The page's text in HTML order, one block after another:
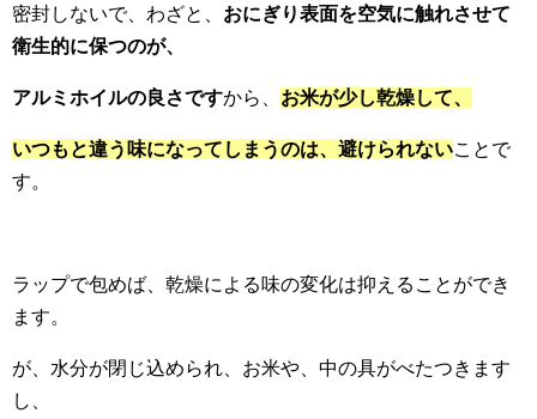
密封しないで、わざと、 おにぎり表面を空気に触れさせて
衛生的に保つのが、
アルミホイルの良さですから、 お米が少し乾燥して、
いつもと違う味になってしまうのは、避けられないことで
す。
ラップで包めば、乾燥による味の変化は抑えることができ
ます。
が、水分が閉じ込められ、お米や、中の具がべたつきます
し、